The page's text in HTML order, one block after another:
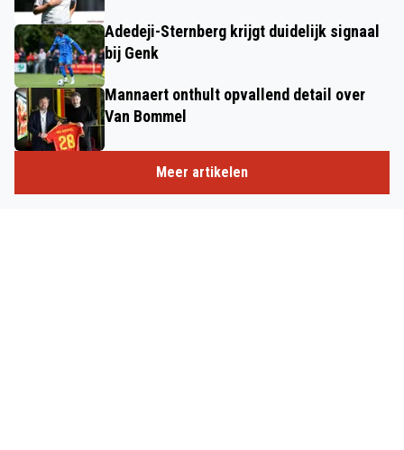
Adedeji-Sternberg krijgt duidelijk signaal
bij Genk
Mannaert onthult opvallend detail over
Van Bommel
Meer artikelen